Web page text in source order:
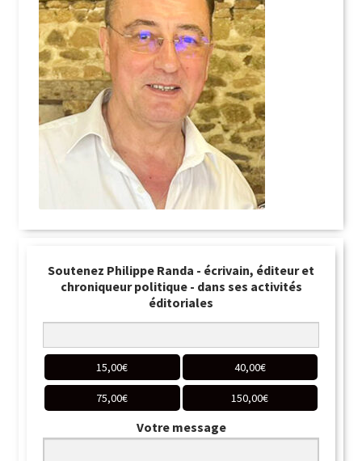
Soutenez Philippe Randa - écrivain, éditeur et
chroniqueur politique - dans ses activités
éditoriales
15,00€ 40,00€
75,00€ 150,00€
Votre message